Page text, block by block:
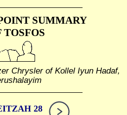
SUMMARY
TOSFOS
Chrysler of Kollel Iyun Hadaf,
28